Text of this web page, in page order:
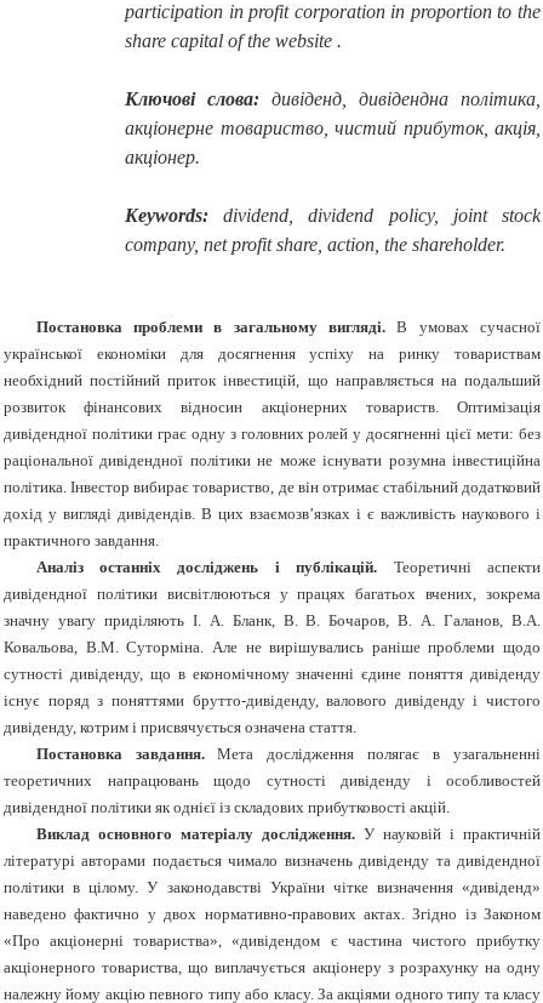
participation in profit corporation in proportion to the
share capital of the website .
Ключові слова: дивіденд, дивідендна політика,
акціонерне товариство, чистий прибуток, акція,
акціонер.
Keywords: dividend, dividend policy, joint stock
company, net profit share, action, the shareholder.
Постановка проблеми в загальному вигляді. В умовах сучасної
української економіки для досягнення успіху на ринку товариствам
необхідний постійний приток інвестицій, що направляється на подальший
розвиток фінансових відносин акціонерних товариств. Оптимізація
дивідендної політики грає одну з головних ролей у досягненні цієї мети: без
раціональної дивідендної політики не може існувати розумна інвестиційна
політика. Інвестор вибирає товариство, де він отримає стабільний додатковий
дохід у вигляді дивідендів. В цих взаємозв’язках і є важливість наукового і
практичного завдання.
Аналіз останніх досліджень і публікацій. Теоретичні аспекти
дивідендної політики висвітлюються у працях багатьох вчених, зокрема
значну увагу приділяють І. А. Бланк, В. В. Бочаров, В. А. Галанов, В.А.
Ковальова, В.М. Суторміна. Але не вирішувались раніше проблеми щодо
сутності дивіденду, що в економічному значенні єдине поняття дивіденду
існує поряд з поняттями брутто-дивіденду, валового дивіденду і чистого
дивіденду, котрим і присвячується означена стаття.
Постановка завдання.Мета дослідження полягає в узагальненні
теоретичних напрацювань щодо сутності дивіденду і особливостей
дивідендної політики як однієї із складових прибутковості акцій.
Виклад основного матеріалу дослідження.У науковій і практичній
літературі авторами подається чимало визначень дивіденду та дивідендної
політики в цілому. У законодавстві України чітке визначення «дивіденд»
наведено фактично у двох нормативно-правових актах. Згідно із Законом
«Про акціонерні товариства», «дивідендом є частина чистого прибутку
акціонерного товариства, що виплачується акціонеру з розрахунку на одну
належну йому акцію певного типу або класу. За акціями одного типу та класу